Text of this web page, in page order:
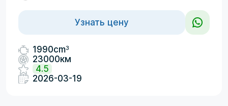
Узнать цену
1990cm3
23000км
4.5
2026-03-19